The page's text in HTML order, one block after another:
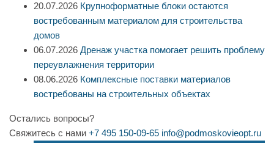
20.07.2026 Крупноформатные блоки остаются
востребованным материалом для строительства
домов
06.07.2026 Дренаж участка помогает решить проблему
переувлажнения территории
08.06.2026 Комплексные поставки материалов
востребованы на строительных объектах
Остались вопросы?
Свяжитесь с нами +7 495 150-09-65 info@podmoskovieopt.ru